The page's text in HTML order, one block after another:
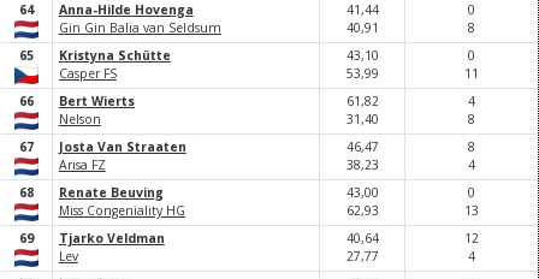
64
Anna-Hilde Hovenga
Gin Gin Balia van Seldsum
41,44
40,91
0
8
65
Kristyna Schütte
Casper FS
43,10
53,99
0
11
66
Bert Wierts
Nelson
61,82
31,40
4
8
67
Josta Van Straaten
Arisa FZ
46,47
38,23
8
4
68
Renate Beuving
Miss Congeniality HG
43,00
62,93
0
13
69
Tjarko Veldman
Lev
40,64
27,77
12
4